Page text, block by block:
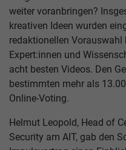
weiter voranbringen?
kreativen Ideen wurden
redaktionellen
Expert:innen und
acht besten Videos. Den
bestimmten mehr als
Online-Voting.
Helmut Leopold, Head of
Security am AIT, gab den